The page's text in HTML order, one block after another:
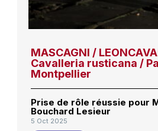
MASCAGNI /
Cavalleria rusticana /
Montpellier
Prise de rôle réussie pour
Bouchard Lesieur
5 Oct 2025